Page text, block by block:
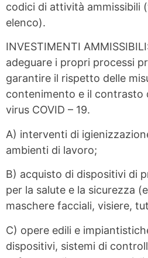
codici di attività ammissibili
elenco).
INVESTIMENTI
adeguare i propri processi
garantire il rispetto delle
contenimento e il contrasto
virus COVID – 19.
A) interventi di
ambienti di lavoro;
B) acquisto di dispositivi di
per la salute e la sicurezza
maschere facciali, visiere,
C) opere edili e
dispositivi, sistemi di